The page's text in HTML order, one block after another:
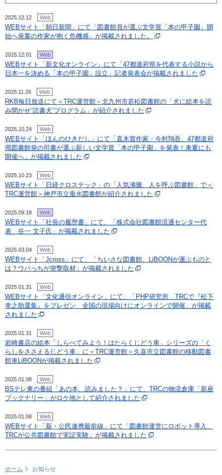
2025.12.12 Web
WEBサイト「朝日新聞」にて「図書館員が選ぶ文学賞「本の甲子園」開
始へ発案の作家が抱く危機感」が掲載されました。
2025.12.01 Web
WEBサイト「新文化オンライン」にて「47都道府県を代表する小説から
日本一を決める「本の甲子園」設立」記者発表会が掲載されました
2025.11.26 Web
RKB毎日放送にて＜TRC運営館＞北九州市若松図書館の「犬に絵本を読
み聞かせ“読書犬”プログラム」が紹介されました
2025.10.24 Web
WEBサイト「ほんのひきだし」にて「直木賞作家・今村翔吾、47都道府
県図書館発の司書が選ぶ新しい文学賞「本の甲子園」を発表！来夏にも
開催へ」が掲載されました
2025.10.23 Web
WEBサイト「日経クロステック」の「人気沸騰、人を呼ぶ図書館」で＜
TRC運営館＞神戸市立垂水図書館が紹介されました
2025.09.18 Web
WEBサイト「社長の履歴書」にて、「株式会社図書館流通センター代
表 谷一 文子氏」が掲載されました
2025.03.04 Web
WEBサイト「Jcross」にて、「ちいさな図書館、LiBOONが運ぶものと
は？ウパっちが突撃取材」が掲載されました
2025.01.31 Web
WEBサイト「文化通信オンライン」にて、「PHP研究所 TRCで『松下
幸之助選集』をプレゼン 全国の現場向けにオンラインで開催」が掲載
されました
2025.01.31 Web
岩崎書店の絵本「しらべてみよう！はたらくじどう車」シリーズの「く
らしをささえるじどう車」に＜TRC運営館＞久喜市立図書館の移動図書
館車LiBOONが掲載されました
2025.01.08 Web
BSテレ東の番組「あの本、読みました？」にて、TRCの物流倉庫「新座
ブックナリー」がロケ地として紹介されました
2025.01.08 Web
WEBサイト「新・公民連携最前線」にて「図書館運営にロボット導入、
TRCが公共図書館で実証実験」が掲載されました
ホーム お知らせ